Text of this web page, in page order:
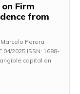
Firm
from
Perera
2025 ISSN: 1688-